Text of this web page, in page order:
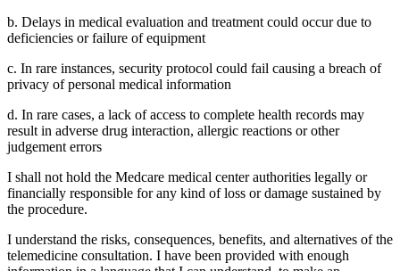
b. Delays in medical evaluation and treatment could occur due to
deficiencies or failure of equipment
c. In rare instances, security protocol could fail causing a breach of
privacy of personal medical information
d. In rare cases, a lack of access to complete health records may
result in adverse drug interaction, allergic reactions or other
judgement errors
I shall not hold the Medcare medical center authorities legally or
financially responsible for any kind of loss or damage sustained by
the procedure.
I understand the risks, consequences, benefits, and alternatives of the
telemedicine consultation. I have been provided with enough